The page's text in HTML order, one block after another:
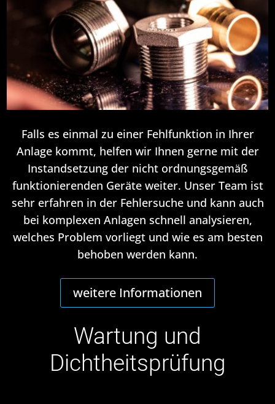
Falls es einmal zu einer Fehlfunktion in Ihrer
Anlage kommt, helfen wir Ihnen gerne mit der
Instandsetzung der nicht ordnungsgemäß
funktionierenden Geräte weiter. Unser Team ist
sehr erfahren in der Fehlersuche und kann auch
bei komplexen Anlagen schnell analysieren,
welches Problem vorliegt und wie es am besten
behoben werden kann.
weitere Informationen
Wartung und
Dichtheitsprüfung